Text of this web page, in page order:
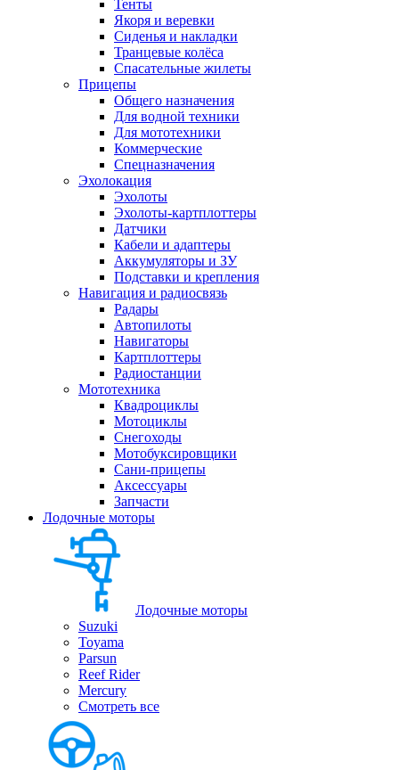
Тенты
Якоря и веревки
Сиденья и накладки
Транцевые колёса
Спасательные жилеты
Прицепы
Общего назначения
Для водной техники
Для мототехники
Коммерческие
Спецназначения
Эхолокация
Эхолоты
Эхолоты-картплоттеры
Датчики
Кабели и адаптеры
Аккумуляторы и ЗУ
Подставки и крепления
Навигация и радиосвязь
Радары
Автопилоты
Навигаторы
Картплоттеры
Радиостанции
Мототехника
Квадроциклы
Мотоциклы
Снегоходы
Мотобуксировщики
Сани-прицепы
Аксессуары
Запчасти
Лодочные моторы
Лодочные моторы
Suzuki
Toyama
Parsun
Reef Rider
Mercury
Смотреть все